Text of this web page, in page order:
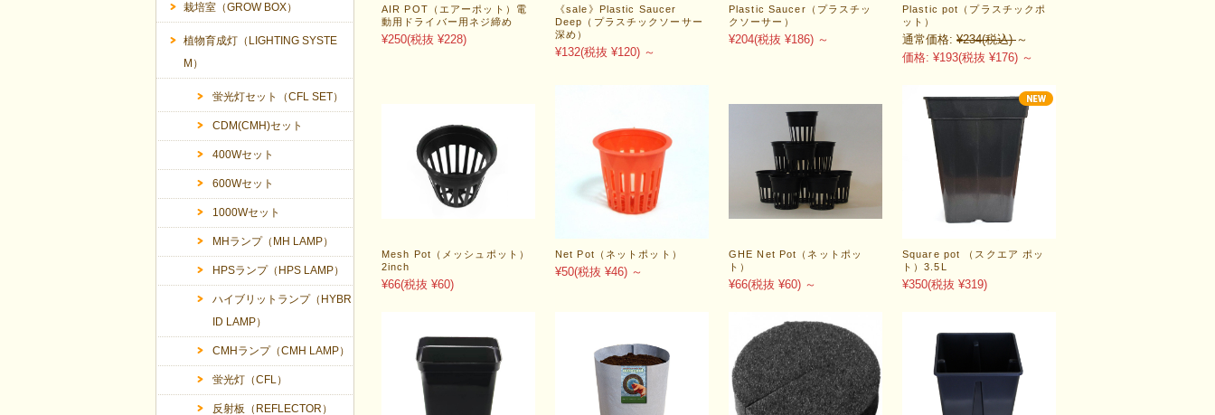
AIR POT（エアーポット）電
動用ドライバー用ネジ締め
¥250(税抜 ¥228)
《sale》Plastic Saucer
Deep（プラスチックソーサー
深め）
¥132(税抜 ¥120) ～
Plastic Saucer（プラスチッ
クソーサー）
¥204(税抜 ¥186) ～
Plastic pot（プラスチックポ
ット）
通常価格: ¥234(税込) ～
価格: ¥193(税抜 ¥176) ～
Mesh Pot（メッシュポット）
2inch
¥66(税抜 ¥60)
Net Pot（ネットポット）
¥50(税抜 ¥46) ～
GHE Net Pot（ネットポッ
ト）
¥66(税抜 ¥60) ～
Square pot （スクエア ポッ
ト）3.5L
¥350(税抜 ¥319)
栽培室（GROW BOX）
植物育成灯（LIGHTING SYSTE
M）
蛍光灯セット（CFL SET）
CDM(CMH)セット
400Wセット
600Wセット
1000Wセット
MHランプ（MH LAMP）
HPSランプ（HPS LAMP）
ハイブリットランプ（HYBR
ID LAMP）
CMHランプ（CMH LAMP）
蛍光灯（CFL）
反射板（REFLECTOR）